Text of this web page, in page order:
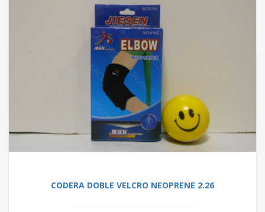
CODERA DOBLE VELCRO NEOPRENE 2.26